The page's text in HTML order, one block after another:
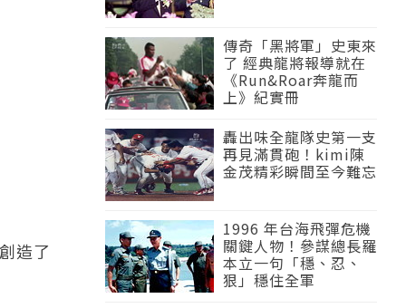
造了
傳奇「黑將軍」史東來
了 經典龍將報導就在
《Run&Roar奔龍而
上》紀實冊
轟出味全龍隊史第一支
再見滿貫砲！kimi陳
金茂精彩瞬間至今難忘
1996 年台海飛彈危機
關鍵人物！參謀總長羅
本立一句「穩、忍、
狠」穩住全軍